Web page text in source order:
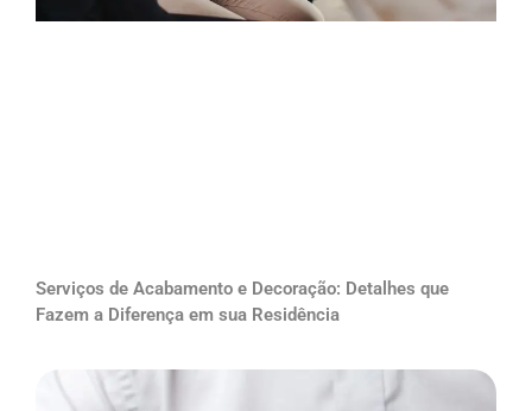
Serviços de Acabamento e Decoração: Detalhes que
Fazem a Diferença em sua Residência